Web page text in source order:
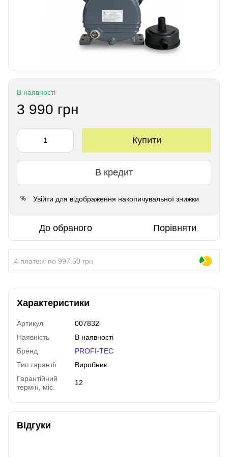
В наявності
3 990 грн
Купити
В кредит
% Увійти для відображення накопичувальної знижки
До обраного Порівняти
4 платежі по 997.50 грн
Характеристики
Артикул
007832
Наявність
В наявності
Бренд
PROFI-TEC
Тип гарантії
Виробник
Гарантійний
термін, міс.
12
Відгуки